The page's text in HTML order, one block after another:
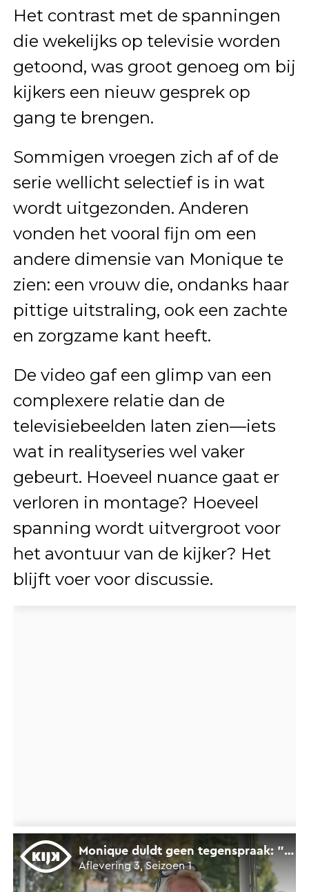
Het contrast met de spanningen
die wekelijks op televisie worden
getoond, was groot genoeg om bij
kijkers een nieuw gesprek op
gang te brengen.
Sommigen vroegen zich af of de
serie wellicht selectief is in wat
wordt uitgezonden. Anderen
vonden het vooral fijn om een
andere dimensie van Monique te
zien: een vrouw die, ondanks haar
pittige uitstraling, ook een zachte
en zorgzame kant heeft.
De video gaf een glimp van een
complexere relatie dan de
televisiebeelden laten zien—iets
wat in realityseries wel vaker
gebeurt. Hoeveel nuance gaat er
verloren in montage? Hoeveel
spanning wordt uitvergroot voor
het avontuur van de kijker? Het
blijft voer voor discussie.